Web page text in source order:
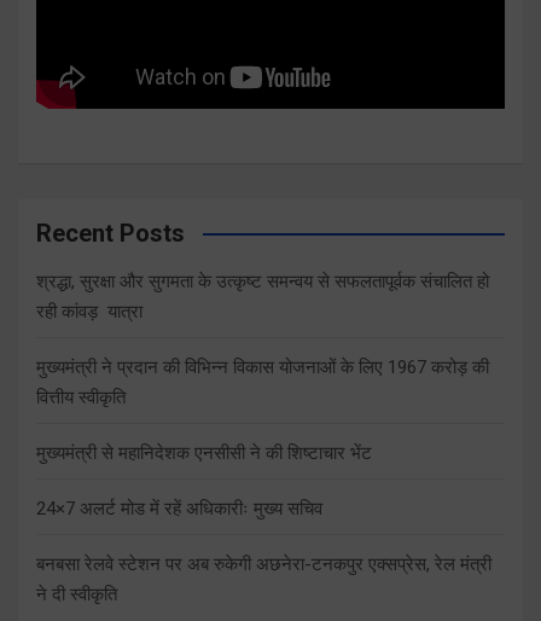
Recent Posts
श्रद्धा, सुरक्षा और सुगमता के उत्कृष्ट समन्वय से सफलतापूर्वक संचालित हो
रही कांवड़ यात्रा
मुख्यमंत्री ने प्रदान की विभिन्न विकास योजनाओं के लिए 1967 करोड़ की
वित्तीय स्वीकृति
मुख्यमंत्री से महानिदेशक एनसीसी ने की शिष्टाचार भेंट
24×7 अलर्ट मोड में रहें अधिकारीः मुख्य सचिव
बनबसा रेलवे स्टेशन पर अब रुकेगी अछनेरा-टनकपुर एक्सप्रेस, रेल मंत्री
ने दी स्वीकृति